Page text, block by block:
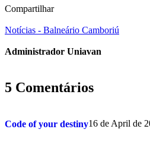
Compartilhar
Notícias - Balneário Camboriú
Administrador Uniavan
5 Comentários
Code of your destiny16 de April de